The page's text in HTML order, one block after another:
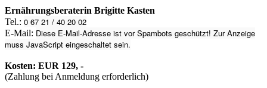
Ernährungsberaterin Brigitte Kasten
Tel.: 0 67 21 / 40 20 02
E-Mail: Diese E-Mail-Adresse ist vor Spambots geschützt! Zur Anzeige
muss JavaScript eingeschaltet sein.
Kosten: EUR 129, -
(Zahlung bei Anmeldung erforderlich)